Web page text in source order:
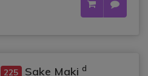
225 Sake Maki d